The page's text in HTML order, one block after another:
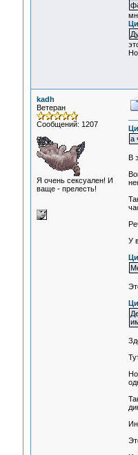
kadh
Ветеран
Сообщений: 1207
Я очень сексуален! И
ваще - прелесть!
а
В
У